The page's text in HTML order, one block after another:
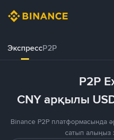
ЭкспрессP2P
P2P
CNY арқылы
Binance P2P платформасында
сатып алыңыз